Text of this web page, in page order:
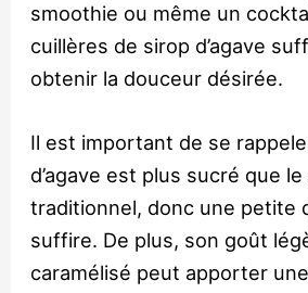
smoothie ou même un
cuillères de sirop d’agave
obtenir la douceur désirée.
Il est important de se
d’agave est plus sucré que
traditionnel, donc une petite
suffire. De plus, son goût
caramélisé peut apporter